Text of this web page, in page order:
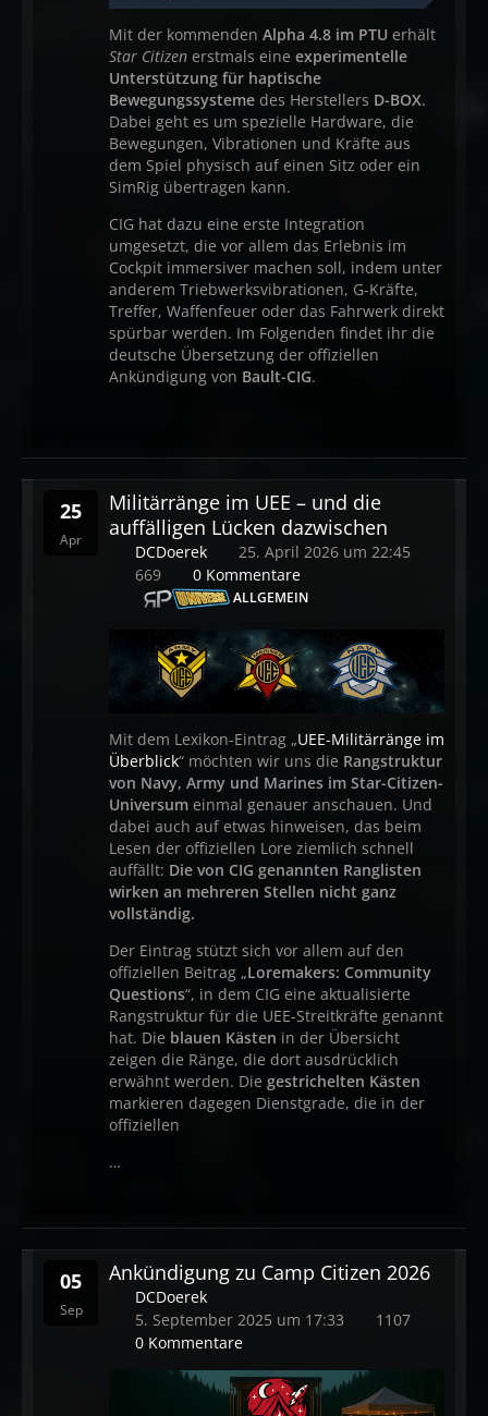
Mit der kommenden Alpha 4.8 im PTU erhält
Star Citizen erstmals eine experimentelle
Unterstützung für haptische
Bewegungssysteme des Herstellers D-BOX.
Dabei geht es um spezielle Hardware, die
Bewegungen, Vibrationen und Kräfte aus
dem Spiel physisch auf einen Sitz oder ein
SimRig übertragen kann.
CIG hat dazu eine erste Integration
umgesetzt, die vor allem das Erlebnis im
Cockpit immersiver machen soll, indem unter
anderem Triebwerksvibrationen, G-Kräfte,
Treffer, Waffenfeuer oder das Fahrwerk direkt
spürbar werden. Im Folgenden findet ihr die
deutsche Übersetzung der offiziellen
Ankündigung von Bault-CIG.
25
Apr
Militärränge im UEE – und die
auffälligen Lücken dazwischen
DCDoerek
25. April 2026 um 22:45
669
0 Kommentare
ALLGEMEIN
Mit dem Lexikon-Eintrag „UEE-Militärränge im
Überblick“ möchten wir uns die Rangstruktur
von Navy, Army und Marines im Star-Citizen-
Universum einmal genauer anschauen. Und
dabei auch auf etwas hinweisen, das beim
Lesen der offiziellen Lore ziemlich schnell
auffällt: Die von CIG genannten Ranglisten
wirken an mehreren Stellen nicht ganz
vollständig.
Der Eintrag stützt sich vor allem auf den
offiziellen Beitrag „Loremakers: Community
Questions“, in dem CIG eine aktualisierte
Rangstruktur für die UEE-Streitkräfte genannt
hat. Die blauen Kästen in der Übersicht
zeigen die Ränge, die dort ausdrücklich
erwähnt werden. Die gestrichelten Kästen
markieren dagegen Dienstgrade, die in der
offiziellen
…
05
Sep
Ankündigung zu Camp Citizen 2026
DCDoerek
5. September 2025 um 17:33
1107
0 Kommentare